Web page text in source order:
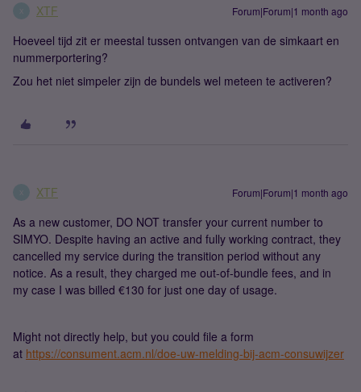
XTF Forum|Forum|1 month ago
Hoeveel tijd zit er meestal tussen ontvangen van de simkaart en
nummerportering?
Zou het niet simpeler zijn de bundels wel meteen te activeren?
XTF Forum|Forum|1 month ago
As a new customer, DO NOT transfer your current number to
SIMYO. Despite having an active and fully working contract, they
cancelled my service during the transition period without any
notice. As a result, they charged me out-of-bundle fees, and in
my case I was billed €130 for just one day of usage.
Might not directly help, but you could file a form
at https://consument.acm.nl/doe-uw-melding-bij-acm-consuwijzer